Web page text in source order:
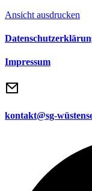
Ansicht ausdrucken
Impressum
kontakt@sg-